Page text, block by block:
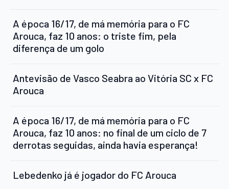
A época 16/17, de má memória para o FC
Arouca, faz 10 anos: o triste fim, pela
diferença de um golo
Antevisão de Vasco Seabra ao Vitória SC x FC
Arouca
A época 16/17, de má memória para o FC
Arouca, faz 10 anos: no final de um ciclo de 7
derrotas seguidas, ainda havia esperança!
Lebedenko já é jogador do FC Arouca